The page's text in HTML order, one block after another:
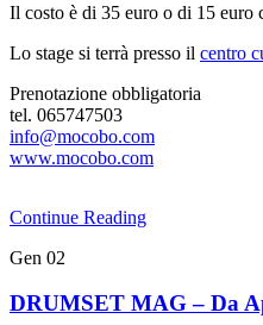
Il costo è di 35 euro o di 15 euro
Lo stage si terrà presso il centro
Prenotazione obbligatoria
tel. 065747503
info@mocobo.com
www.mocobo.com
Continue Reading
Gen 02
DRUMSET MAG – Da